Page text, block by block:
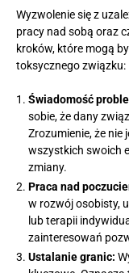
Wyzwolenie się z
pracy nad sobą oraz
kroków, które mogą
toksycznego związku:
Świadomość
sobie, że dany
Zrozumienie, że nie
wszystkich swoich
zmiany.
Praca nad
w rozwój osobisty,
lub terapii
zainteresowań
Ustalanie granic: